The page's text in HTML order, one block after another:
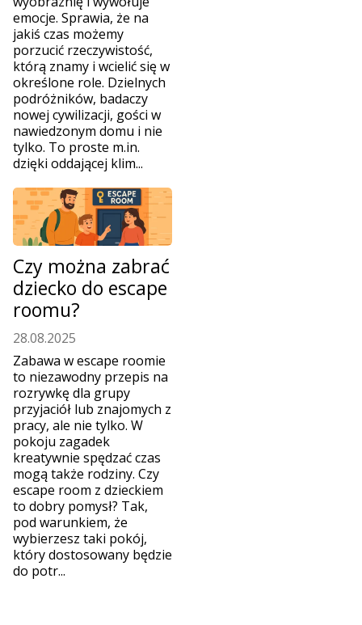
emocje. Sprawia, że na
jakiś czas możemy
porzucić rzeczywistość,
którą znamy i wcielić się w
określone role. Dzielnych
podróżników, badaczy
nowej cywilizacji, gości w
nawiedzonym domu i nie
tylko. To proste m.in.
dzięki oddającej klim...
Czy można zabrać
dziecko do escape
roomu?
28.08.2025
Zabawa w escape roomie
to niezawodny przepis na
rozrywkę dla grupy
przyjaciół lub znajomych z
pracy, ale nie tylko. W
pokoju zagadek
kreatywnie spędzać czas
mogą także rodziny. Czy
escape room z dzieckiem
to dobry pomysł? Tak,
pod warunkiem, że
wybierzesz taki pokój,
który dostosowany będzie
do potr...